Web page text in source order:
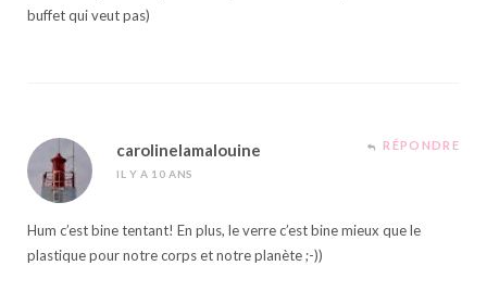
buffet qui veut pas)
carolinelamalouine
IL Y A 10 ANS
RÉPONDRE
Hum c’est bine tentant! En plus, le verre c’est bine mieux que le
plastique pour notre corps et notre planète ;-))